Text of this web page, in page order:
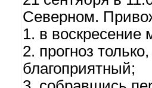
Северном.
1. в воскресение
2. прогноз
благоприятный;